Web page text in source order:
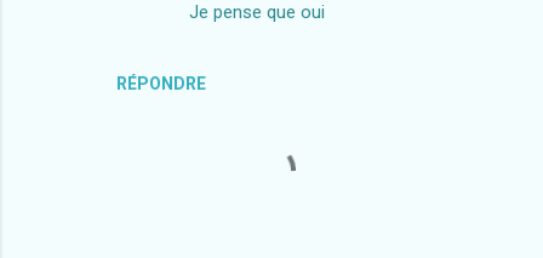
RÉPONDRE
Je pense que oui